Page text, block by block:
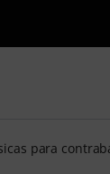
para